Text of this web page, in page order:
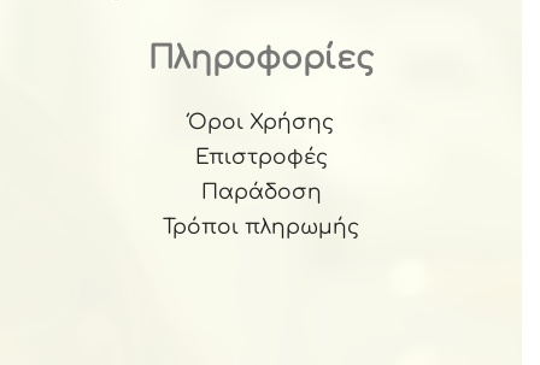
Πληροφορίες
Όροι Χρήσης
Επιστροφές
Παράδοση
Τρόποι πληρωμής